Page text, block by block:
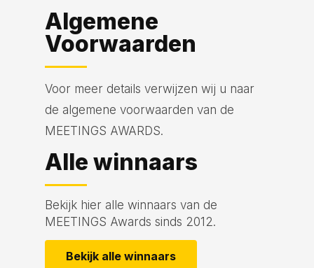
Algemene
Voorwaarden
Voor meer details verwijzen wij u naar
de algemene voorwaarden van de
MEETINGS AWARDS.
Alle winnaars
Bekijk hier alle winnaars van de
MEETINGS Awards sinds 2012.
Bekijk alle winnaars